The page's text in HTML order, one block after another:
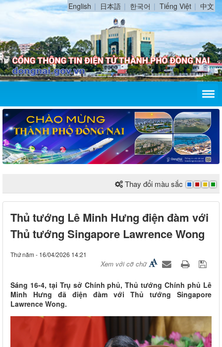
English 日本語 한국어 Tiếng Việt 中文
Thay đổi màu sắc
Thủ tướng Lê Minh Hưng điện đàm với
Thủ tướng Singapore Lawrence Wong
Thứ năm - 16/04/2026 14:21
Xem với cỡ chữ
Sáng 16-4, tại Trụ sở Chính phủ, Thủ tướng Chính phủ Lê
Minh Hưng đã điện đàm với Thủ tướng Singapore
Lawrence Wong.